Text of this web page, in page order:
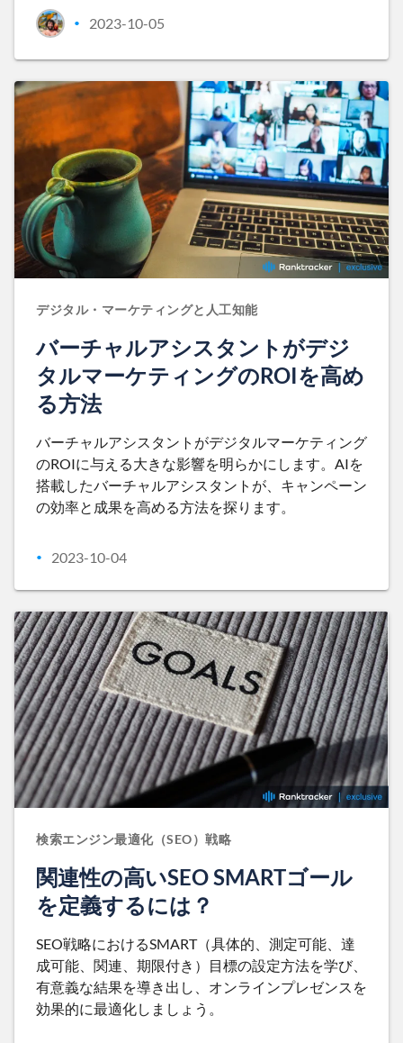
• 2023-10-05
デジタル・マーケティングと人工知能
バーチャルアシスタントがデジ
タルマーケティングのROIを高め
る方法
バーチャルアシスタントがデジタルマーケティング
のROIに与える大きな影響を明らかにします。AIを
搭載したバーチャルアシスタントが、キャンペーン
の効率と成果を高める方法を探ります。
• 2023-10-04
検索エンジン最適化（SEO）戦略
関連性の高いSEO SMARTゴール
を定義するには？
SEO戦略におけるSMART（具体的、測定可能、達
成可能、関連、期限付き）目標の設定方法を学び、
有意義な結果を導き出し、オンラインプレゼンスを
効果的に最適化しましょう。